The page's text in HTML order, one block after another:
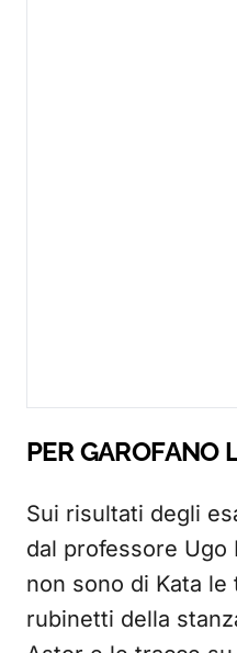
PER GAROFANO
Sui risultati degli
dal professore Ugo
non sono di Kata
rubinetti della